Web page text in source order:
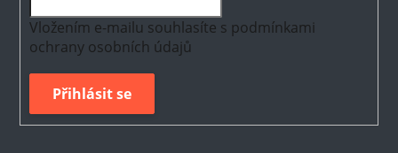
Vložením e-mailu souhlasíte s podmínkami
ochrany osobních údajů
Přihlásit se